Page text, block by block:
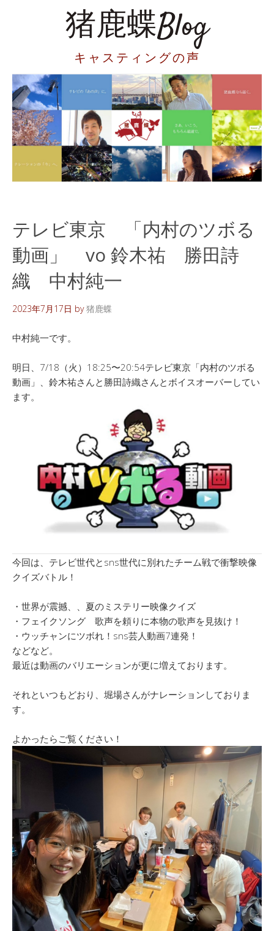
猪鹿蝶Blog
キャスティングの声
テレビ東京 「内村のツボる
動画」 vo 鈴木祐 勝田詩
織 中村純一
2023年7月17日 by猪鹿蝶
中村純一です。
明日、7/18（火）18:25〜20:54テレビ東京「内村のツボる
動画」、鈴木祐さんと勝田詩織さんとボイスオーバーしてい
ます。
今回は、テレビ世代とsns世代に別れたチーム戦で衝撃映像
クイズバトル！
・世界が震撼、、夏のミステリー映像クイズ
・フェイクソング 歌声を頼りに本物の歌声を見抜け！
・ウッチャンにツボれ！sns芸人動画7連発！
などなど。
最近は動画のバリエーションが更に増えております。
それといつもどおり、堀場さんがナレーションしておりま
す。
よかったらご覧ください！